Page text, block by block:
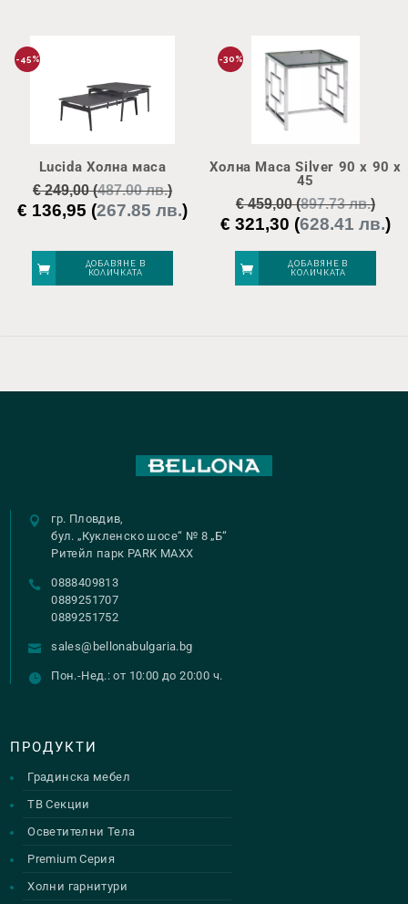
-45%
Lucida Холна маса
€249,00(487.00 лв.)
Original
was:
€ 249,00.
€ 136,95 (267.85 лв.)Текущата
цена
€ 136,95.
ДОБАВЯНЕ В
КОЛИЧКАТА
-30%
Холна Маса Silver 90 x 90 x
45
€459,00(897.73 лв.)
Original
was:
€ 459,00.
€ 321,30 (628.41 лв.)
ДОБАВЯНЕ В
КОЛИЧКАТА
гр. Пловдив,
бул. „Кукленско шосе“ № 8 „Б“
Ритейл парк PARK MAXX
0888409813
0889251707
0889251752
sales@bellonabulgaria.bg
Пон.-Нед.: от 10:00 до 20:00 ч.
ПРОДУКТИ
Градинска мебел
ТВ Секции
Осветителни Тела
Premium Серия
Холни гарнитури